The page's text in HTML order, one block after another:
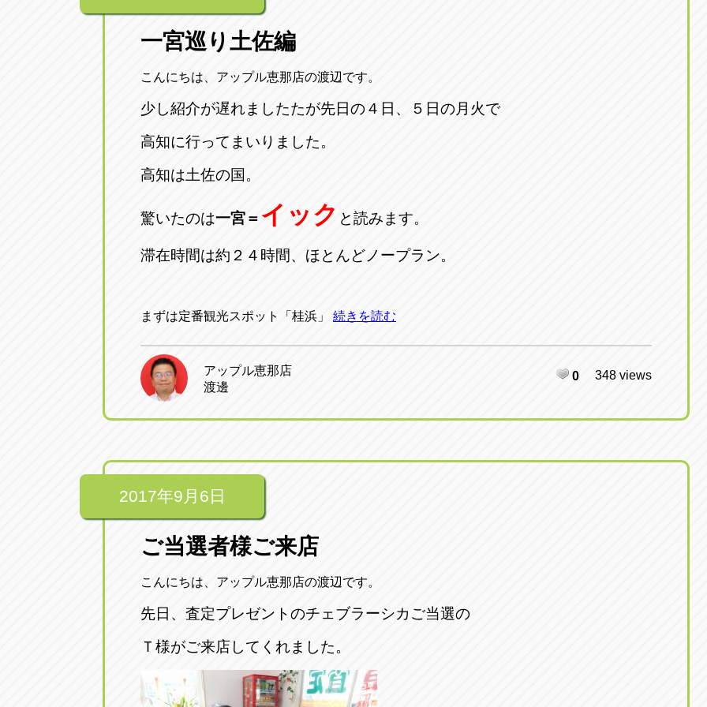
一宮巡り土佐編
こんにちは、アップル恵那店の渡辺です。
少し紹介が遅れましたたが先日の４日、５日の月火で
高知に行ってまいりました。
高知は土佐の国。
驚いたのは一宮＝ イック と読みます。
滞在時間は約２４時間、ほとんどノープラン。
まずは定番観光スポット「桂浜」 続きを読む
アップル恵那店
渡邊
0 348 views
2017年9月6日
ご当選者様ご来店
こんにちは、アップル恵那店の渡辺です。
先日、査定プレゼントのチェブラーシカご当選の
Ｔ様がご来店してくれました。